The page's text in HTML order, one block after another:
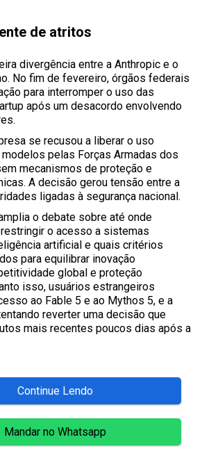
de atritos
divergência entre a Anthropic e o
No fim de fevereiro, órgãos federais
para interromper o uso das
após um desacordo envolvendo
se recusou a liberar o uso
pelas Forças Armadas dos
mecanismos de proteção e
A decisão gerou tensão entre a
ligadas à segurança nacional.
o debate sobre até onde
o acesso a sistemas
artificial e quais critérios
para equilibrar inovação
global e proteção
isso, usuários estrangeiros
ao Fable 5 e ao Mythos 5, e a
reverter uma decisão que
mais recentes poucos dias após a
Continue Lendo
Mandar no Whatsapp